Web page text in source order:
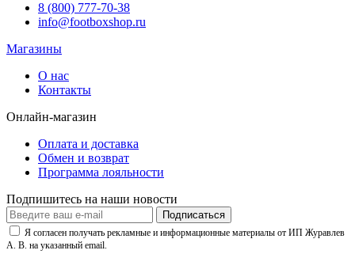
8 (800) 777-70-38
info@footboxshop.ru
Магазины
О нас
Контакты
Онлайн-магазин
Оплата и доставка
Обмен и возврат
Программа лояльности
Подпишитесь на наши новости
Подписаться
Я согласен получать рекламные и информационные материалы от ИП Журавлев
А. В. на указанный email.